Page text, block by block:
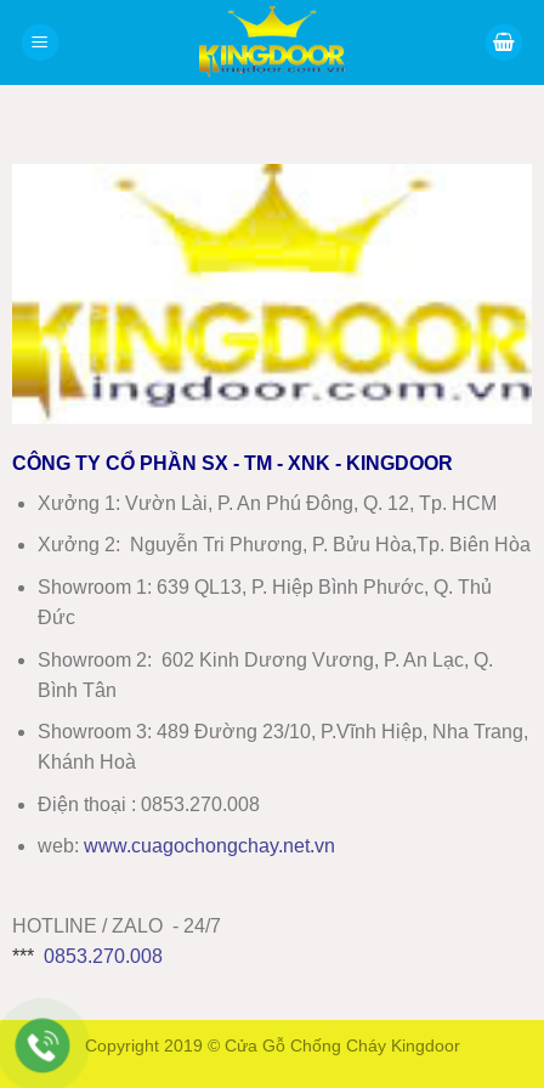
CÔNG TY CỔ PHẦN SX - TM - XNK - KINGDOOR
Xưởng 1: Vườn Lài, P. An Phú Đông, Q. 12, Tp. HCM
Xưởng 2: Nguyễn Tri Phương, P. Bửu Hòa,Tp. Biên Hòa
Showroom 1: 639 QL13, P. Hiệp Bình Phước, Q. Thủ
Đức
Showroom 2: 602 Kinh Dương Vương, P. An Lạc, Q.
Bình Tân
Showroom 3: 489 Đường 23/10, P.Vĩnh Hiệp, Nha Trang,
Khánh Hoà
Điện thoại : 0853.270.008
web: www.cuagochongchay.net.vn
HOTLINE / ZALO - 24/7
*** 0853.270.008
Copyright 2019 © Cửa Gỗ Chống Cháy Kingdoor